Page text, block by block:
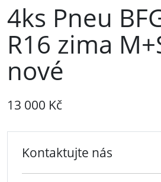
4ks Pneu
R16 zima
nové
13 000 Kč
Kontaktujte nás